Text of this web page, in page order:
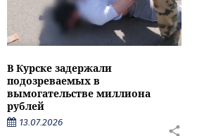
В Курске задержали
подозреваемых в
вымогательстве миллиона
рублей
13.07.2026